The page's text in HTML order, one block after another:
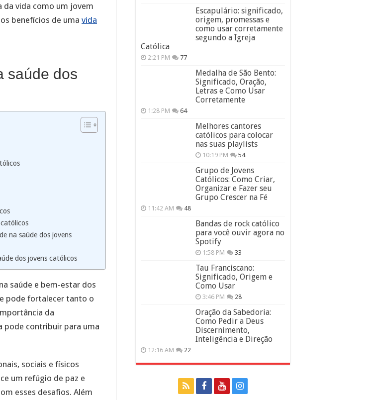
da vida como um jovem
benefícios de uma vida
saúde dos
na saúde dos jovens
dos jovens católicos
saúde e bem-estar dos
pode fortalecer tanto o
da
pode contribuir para uma
sociais e físicos
um refúgio de paz e
esses desafios. Além
Escapulário: significado,
origem, promessas e
como usar corretamente
segundo a Igreja
Católica
2:21 PM 77
Medalha de São Bento:
Significado, Oração,
Letras e Como Usar
Corretamente
1:28 PM 64
Melhores cantores
católicos para colocar
nas suas playlists
10:19 PM 54
Grupo de Jovens
Católicos: Como Criar,
Organizar e Fazer seu
Grupo Crescer na Fé
11:42 AM 48
Bandas de rock católico
para você ouvir agora no
Spotify
1:58 PM 33
Tau Franciscano:
Significado, Origem e
Como Usar
3:46 PM 28
Oração da Sabedoria:
Como Pedir a Deus
Discernimento,
Inteligência e Direção
12:16 AM 22